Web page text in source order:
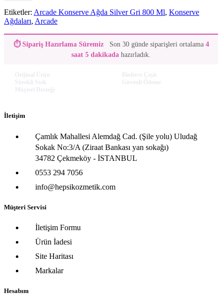
Etiketler: Arcade Konserve Ağda Silver Gri 800 Ml, Konserve
Ağdaları, Arcade
⏱ Sipariş Hazırlama SüremizSon 30 günde siparişleri ortalama 4
saat 5 dakikada hazırladık.
İletişim
Çamlık Mahallesi Alemdağ Cad. (Şile yolu) Uludağ
Sokak No:3/A (Ziraat Bankası yan sokağı)
34782 Çekmeköy - İSTANBUL
0553 294 7056
info@hepsikozmetik.com
Müşteri Servisi
İletişim Formu
Ürün İadesi
Site Haritası
Markalar
Hesabım